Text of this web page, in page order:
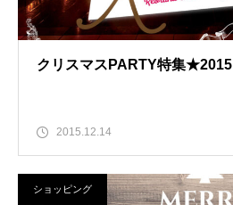
クリスマスPARTY特集★2015
2015.12.14
ショッピング